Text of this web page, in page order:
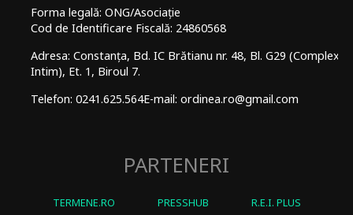
Forma legală: ONG/Asociație
Cod de Identificare Fiscală: 24860568
Adresa: Constanța, Bd. IC Brătianu nr. 48, Bl. G29 (Complex
Intim), Et. 1, Biroul 7.
Telefon: 0241.625.564E-mail: ordinea.ro@gmail.com
PARTENERI
TERMENE.RO PRESSHUB R.E.I. PLUS